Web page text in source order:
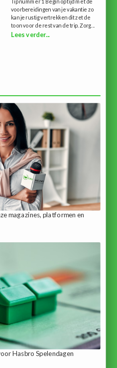
Tip nummer 1 Begin op tijd met de
voorbereidingen van je vakantie zo
kan je rustig vertrekken dit zet de
toon voor de rest van de trip. Zorg...
Lees verder...
magazines, platformen en
Hasbro Spelendagen